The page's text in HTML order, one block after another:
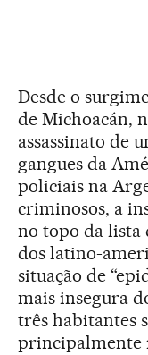
Desde o
de Michoacán,
assassinato de
gangues da
policiais na
criminosos, a
no topo da lista
dos latino-
situação de
mais insegura
três habitantes
principalmente